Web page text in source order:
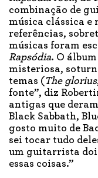
combinação de
música clássica e
referências,
músicas foram
Rapsódia. O
misteriosa,
temas ( The glorius
fonte”, diz
antigas que
Black Sabbath,
gosto muito de
sei tocar tudo
um guitarrista
essas coisas.”